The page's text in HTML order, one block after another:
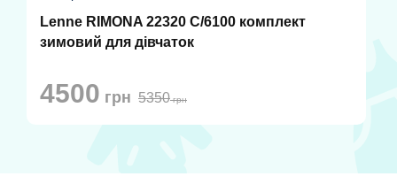
Lenne RIMONA 22320 C/6100 комплект
зимовий для дівчаток
4500 грн 5350грн